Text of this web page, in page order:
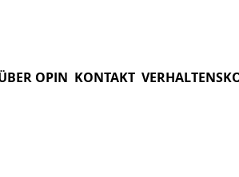
OPIN KONTAKT